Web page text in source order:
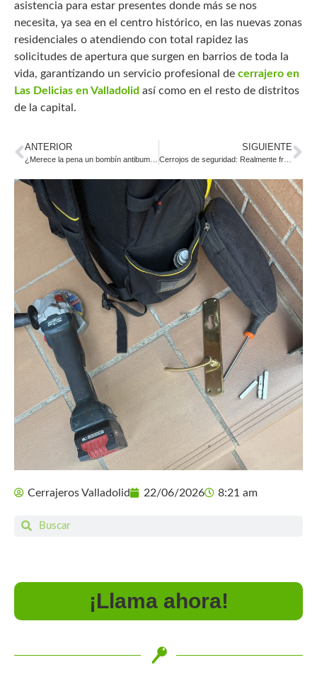
asistencia para estar presentes donde más se nos
necesita, ya sea en el centro histórico, en las nuevas zonas
residenciales o atendiendo con total rapidez las
solicitudes de apertura que surgen en barrios de toda la
vida, garantizando un servicio profesional de cerrajero en
Las Delicias en Valladolid así como en el resto de distritos
de la capital.
ANTERIOR SIGUIENTE
Cerrojos de seguridad: Realmente frenan a los okupas y ladrones?
Cerrajeros Valladolid 22/06/2026 8:21 am
¡Llama ahora!